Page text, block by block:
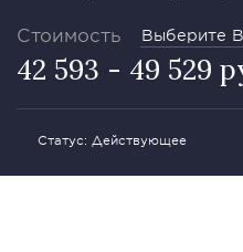
Стоимость Выберите
42 593 - 49 529
Статус: Действующее